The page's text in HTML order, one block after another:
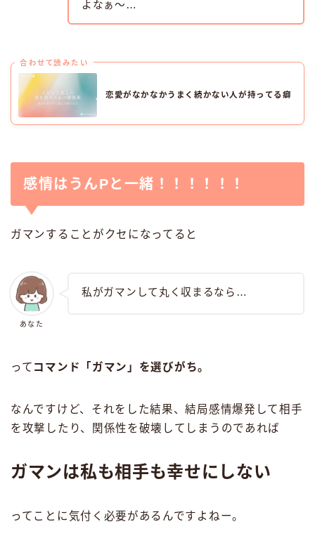
よなぁ〜…
合わせて読みたい
恋愛がなかなかうまく続かない人が持ってる癖
感情はうんPと一緒！！！！！！
ガマンすることがクセになってると
あなた
私がガマンして丸く収まるなら…
って コマンド「ガマン」を選びがち。
なんですけど、それをした結果、結局感情爆発して相手
を攻撃したり、関係性を破壊してしまうのであれば
ガマンは私も相手も幸せにしない
ってことに気付く必要があるんですよねー。